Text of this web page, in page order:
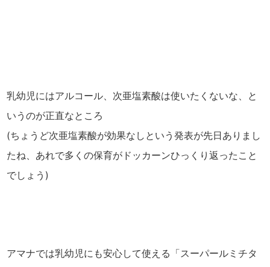
乳幼児にはアルコール、次亜塩素酸は使いたくないな、と
いうのが正直なところ
(ちょうど次亜塩素酸が効果なしという発表が先日ありまし
たね、あれで多くの保育がドッカーンひっくり返ったこと
でしょう)
アマナでは乳幼児にも安心して使える「スーパールミチタ